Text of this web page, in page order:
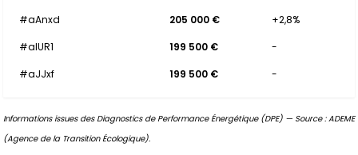
#aAnxd
205 000 €
+2,8%
#aIUR1
199 500 €
-
#aJJxf
199 500 € -
Informations issues des Diagnostics de Performance Énergétique (DPE) — Source : ADEME
(Agence de la Transition Écologique).